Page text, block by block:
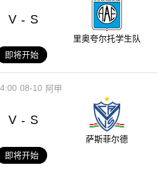
V - S
里奥夸尔托学生队
即将开始
08-10 阿甲
V - S
萨斯菲尔德
即将开始